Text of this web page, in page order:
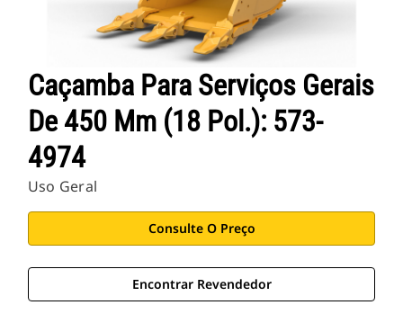
Caçamba Para Serviços Gerais
De 450 Mm (18 Pol.): 573-
4974
Uso Geral
Consulte O Preço
Encontrar Revendedor